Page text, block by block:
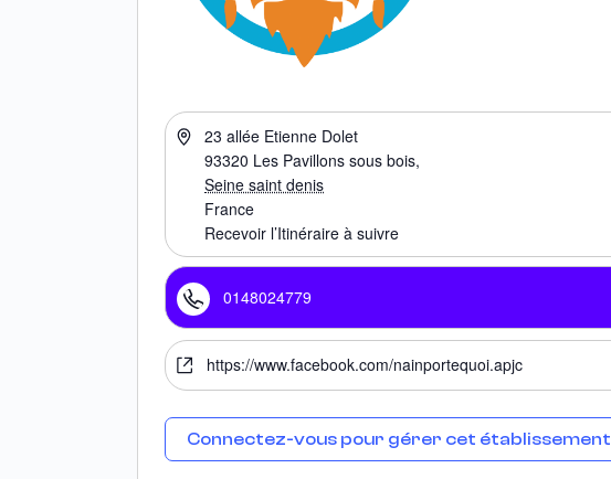
23 allée Etienne Dolet
93320 Les Pavillons sous bois,
Seine saint denis
France
Recevoir l’Itinéraire à suivre
0148024779
https://www.facebook.com/nainportequoi.apjc
Connectez-vous pour gérer cet établissement